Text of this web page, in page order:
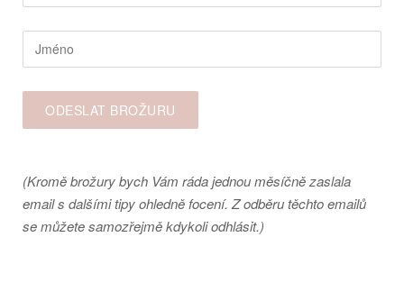
(Kromě brožury bych Vám ráda jednou měsíčně zaslala
email s dalšími tipy ohledně focení. Z odběru těchto emailů
se můžete samozřejmě kdykoli odhlásit.)